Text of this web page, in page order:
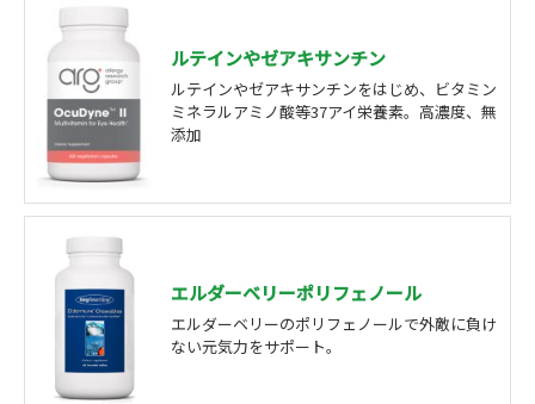
ルテインやゼアキサンチン
ルテインやゼアキサンチンをはじめ、ビタミン
ミネラルアミノ酸等37アイ栄養素。高濃度、無
添加
エルダーベリーポリフェノール
エルダーベリーのポリフェノールで外敵に負け
ない元気力をサポート。